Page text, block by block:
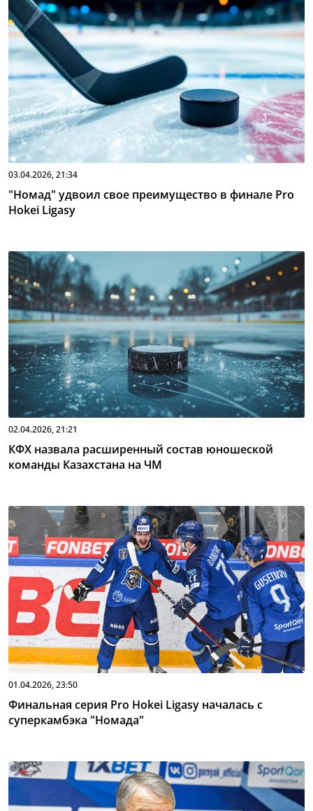
03.04.2026, 21:34
"Номад" удвоил свое преимущество в финале Pro
Hokei Ligasy
02.04.2026, 21:21
КФХ назвала расширенный состав юношеской
команды Казахстана на ЧМ
01.04.2026, 23:50
Финальная серия Pro Hokei Ligasy началась с
суперкамбэка "Номада"